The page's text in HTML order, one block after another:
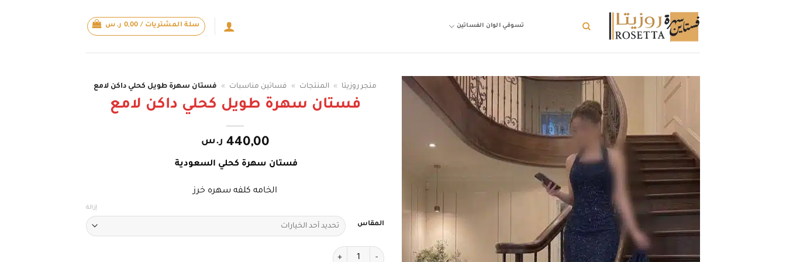
تسوقي الوان الفساتين سلة المشتريات / 0,00 ر.س
متجر روزيتا » المنتجات » فساتين مناسبات » فستان سهرة طويل كحلي داكن لامع
فستان سهرة طويل كحلي داكن لامع
440,00 ر.س
فستان سهرة كحلي السعودية
الخامه كلفه سهره خرز
المقاس
إزالة
كمية فستان سهرة طويل كحلي داكن لامع